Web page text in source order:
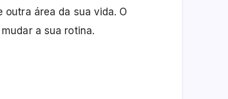
área da sua vida. O
a sua rotina.